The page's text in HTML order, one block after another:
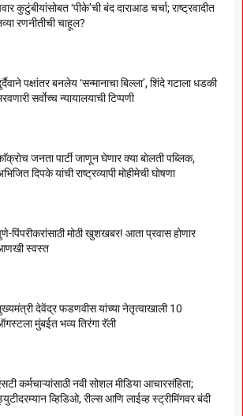
कुटुंबीयांसोबत ‘पीके’ची बंद दाराआड चर्चा; राष्ट्रवादीत
रणनीतीची चाहूल?
पक्षांतर बनलेय ‘सन्मानाचा बिल्ला’, शिंदे गटाला धडकी
सर्वाेच्च न्यायालयाची टिप्पणी
जनता पार्टी जाणून घेणार क्या बाेलती पब्लिक,
दिपके यांची राष्ट्रव्यापी माेहीमेची घाेषणा
पिंपरीकरांसाठी मोठी खुशखबर! आता प्रवास होणार
स्वस्त
देवेंद्र फडणवीस यांच्या नेतृत्वाखाली 10
मुंबईत भव्य तिरंगा रॅली
कर्मचाऱ्यांसाठी नवी सोशल मीडिया आचारसंहिता;
व्हिडिओ, रील्स आणि लाईव्ह स्ट्रीमिंगवर बंदी